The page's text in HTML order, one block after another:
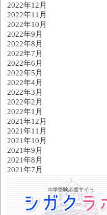
2022年12月
2022年11月
2022年10月
2022年9月
2022年8月
2022年7月
2022年6月
2022年5月
2022年4月
2022年3月
2022年2月
2022年1月
2021年12月
2021年11月
2021年10月
2021年9月
2021年8月
2021年7月